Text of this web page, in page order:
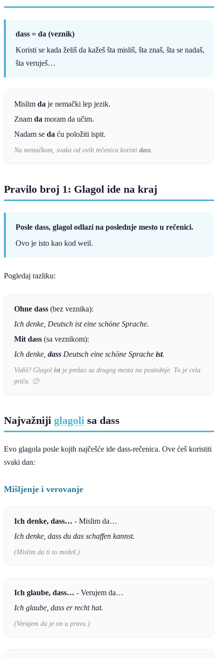
dass = da (veznik)
Koristi se kada želiš da kažeš šta misliš, šta znaš, šta se nadaš,
šta veruješ…
Mislim da je nemački lep jezik.
Znam da moram da učim.
Nadam se da ću položiti ispit.
Na nemačkom, svaka od ovih rečenica koristi dass
Pravilo broj 1: Glagol ide na kraj
Posle dass, glagol odlazi na poslednje mesto u rečenici.
Ovo je isto kao kod weil.
Pogledaj razliku:
Ohne dass (bez veznika):
Ich denke, Deutsch ist eine schöne Sprache.
Mit dass (sa veznikom):
Ich denke, dass Deutsch eine schöne Sprache ist.
Vidiš? Glagol ist je prešao sa drugog mesta na poslednje. To je cela
priča. 🙂
Najvažniji glagoli sa dass
Evo glagola posle kojih najčešće ide dass-rečenica. Ove ćeš koristiti
svaki dan:
Mišljenje i verovanje
Ich denke, dass… - Mislim da…
Ich denke, dass du das schaffen kannst.
(Mislim da ti to možeš.)
Ich glaube, dass… - Verujem da…
Ich glaube, dass er recht hat.
(Verujem da je on u pravu.)